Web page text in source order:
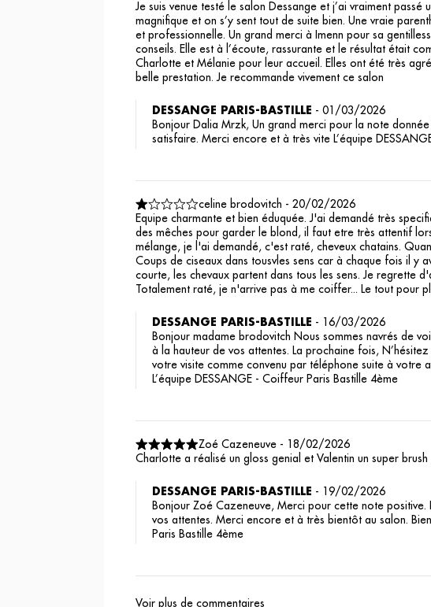
Je suis venue testé le salon Dessange et j’ai vraiment
magnifique et on s’y sent tout de suite bien. Une vraie
et professionnelle. Un grand merci à Imenn pour sa
conseils. Elle est à l’écoute, rassurante et le résultat était
Charlotte et Mélanie pour leur accueil. Elles ont été très
belle prestation. Je recommande vivement ce salon
DESSANGE PARIS-BASTILLE - 01/03/2026
Bonjour Dalia Mrzk, Un grand merci pour la note donnée
satisfaire. Merci encore et à très vite L’équipe
celine brodovitch - 20/02/2026
Equipe charmante et bien éduquée. J'ai demandé très
des mêches pour garder le blond, il faut etre très attentif
mélange, je l'ai demandé, c'est raté, cheveux chatains.
Coups de ciseaux dans tousvles sens car à chaque fois il y
courte, les chevaux partent dans tous les sens. Je regrette
Totalement raté, je n'arrive pas à me coiffer... Le tout pour
DESSANGE PARIS-BASTILLE - 16/03/2026
Bonjour madame brodovitch Nous sommes navrés de
à la hauteur de vos attentes. La prochaine fois,
votre visite comme convenu par téléphone suite à votre
L’équipe DESSANGE - Coiffeur Paris Bastille 4ème
Zoé Cazeneuve - 18/02/2026
Charlotte a réalisé un gloss genial et Valentin un super
DESSANGE PARIS-BASTILLE - 19/02/2026
Bonjour Zoé Cazeneuve, Merci pour cette note
vos attentes. Merci encore et à très bientôt au salon.
Paris Bastille 4ème
Voir plus de commentaires